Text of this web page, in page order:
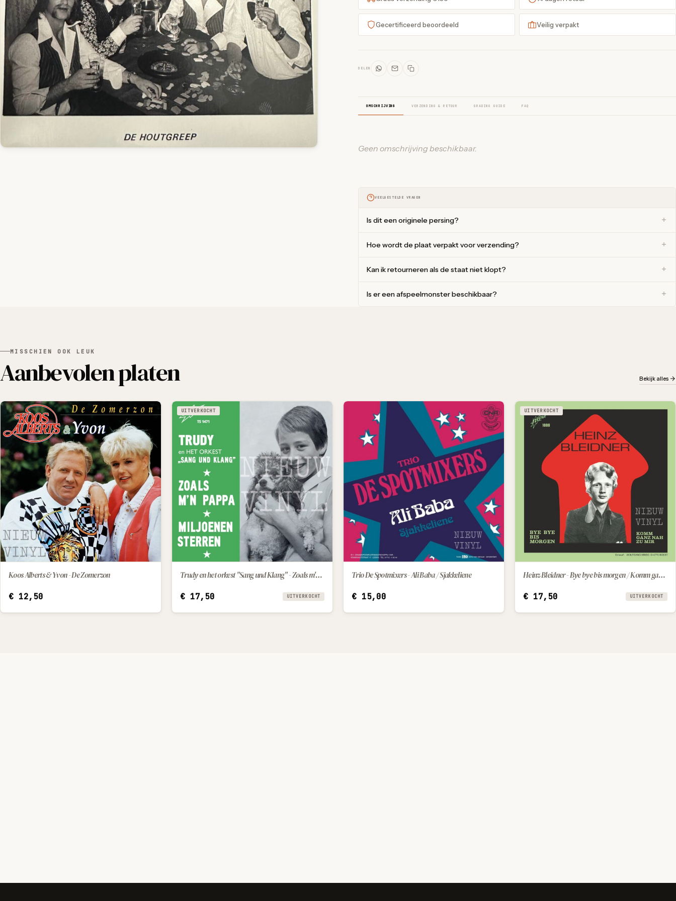
Gecertificeerd beoordeeld Veilig verpakt
DELEN
OMSCHRIJVING VERZENDING & RETOUR GRADING GUIDE FAQ
Geen omschrijving beschikbaar.
VEELGESTELDE VRAGEN
Is dit een originele persing?
Hoe wordt de plaat verpakt voor verzending?
Kan ik retourneren als de staat niet klopt?
Is er een afspeelmonster beschikbaar?
MISSCHIEN OOK LEUK
Aanbevolen platen Bekijk alles
IN WINKELWAGEN
Koos Alberts & Yvon - De Zomerzon
€12,50
UITVERKOCHT
Trudy en het orkest "Sang und Klang" - Zoals m'n papa / Miljoenen sterren
€17,50 UITVERKOCHT
IN WINKELWAGEN
Trio De Spotmixers - Ali Baba / Sjakkeliene
€15,00
UITVERKOCHT
Heinz Bleidner - Bye bye bis morgen / Komm ganz nah zu mir
€17,50 UITVERKOCHT